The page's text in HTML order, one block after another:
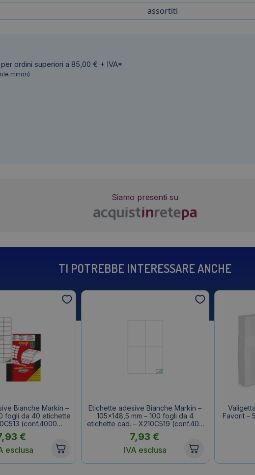
assortiti
ordini superiori a 85,00 € + IVA*
minori)
Siamo presenti su
TI POTREBBE INTERESSARE ANCHE
Bianche Markin –
fogli da 40 etichette
(conf.4000
€
esclusa
Etichette adesive Bianche Markin –
105×148,5 mm – 100 fogli da 4
etichette cad. – X210C519 (conf.400
etichette)
7,93 €
IVA esclusa
Favorit –